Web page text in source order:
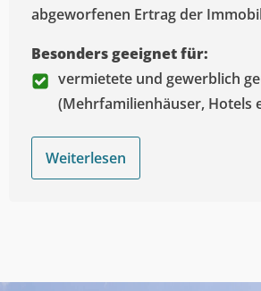
abgeworfenen Ertrag der
Besonders geeignet für:
vermietete und gewerblich
(Mehrfamilienhäuser, Hotels
Weiterlesen